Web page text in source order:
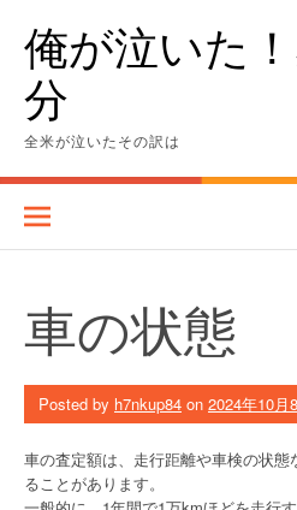
content俺が泣いた
分
全米が泣いたその訳は
車の状態
Posted by h7nkup84 on 2024年10月
車の査定額は、走行距離や車検の状
ることがあります。